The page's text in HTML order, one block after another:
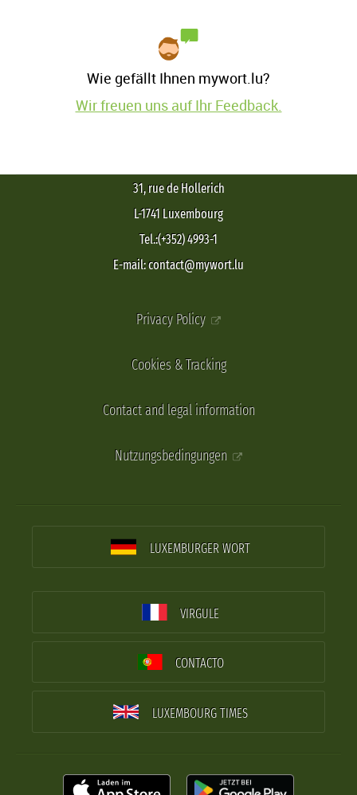
Wie gefällt Ihnen mywort.lu?
Wir freuen uns auf Ihr Feedback.
31, rue de Hollerich
L-1741 Luxembourg
Tel.:(+352) 4993-1
E-mail: contact@mywort.lu
Privacy Policy
Cookies & Tracking
Contact and legal information
Nutzungsbedingungen
LUXEMBURGER WORT
VIRGULE
CONTACTO
LUXEMBOURG TIMES